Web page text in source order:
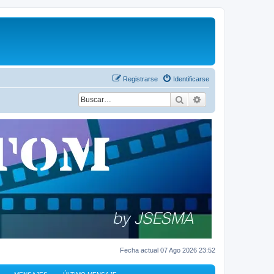
Identificarse
Registrarse
Buscar
Fecha actual 07 Ago 2026 23:52